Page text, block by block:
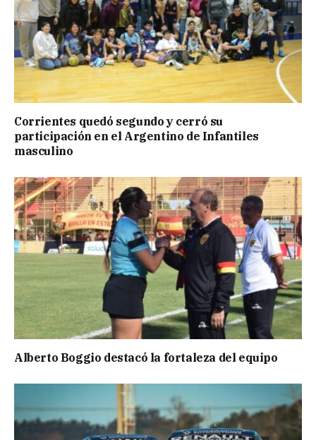
Corrientes quedó segundo y cerró su
participación en el Argentino de Infantiles
masculino
Alberto Boggio destacó la fortaleza del equipo